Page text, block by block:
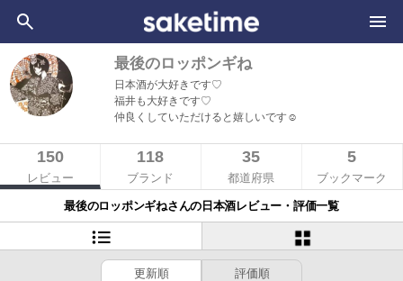
最後のロッポンギね
日本酒が大好きです♡
福井も大好きです♡
仲良くしていただけると嬉しいです‪‪☺︎‬
150
レビュー
118
ブランド
35
都道府県
5
ブックマーク
最後のロッポンギねさんの日本酒レビュー・評価一覧
更新順 評価順